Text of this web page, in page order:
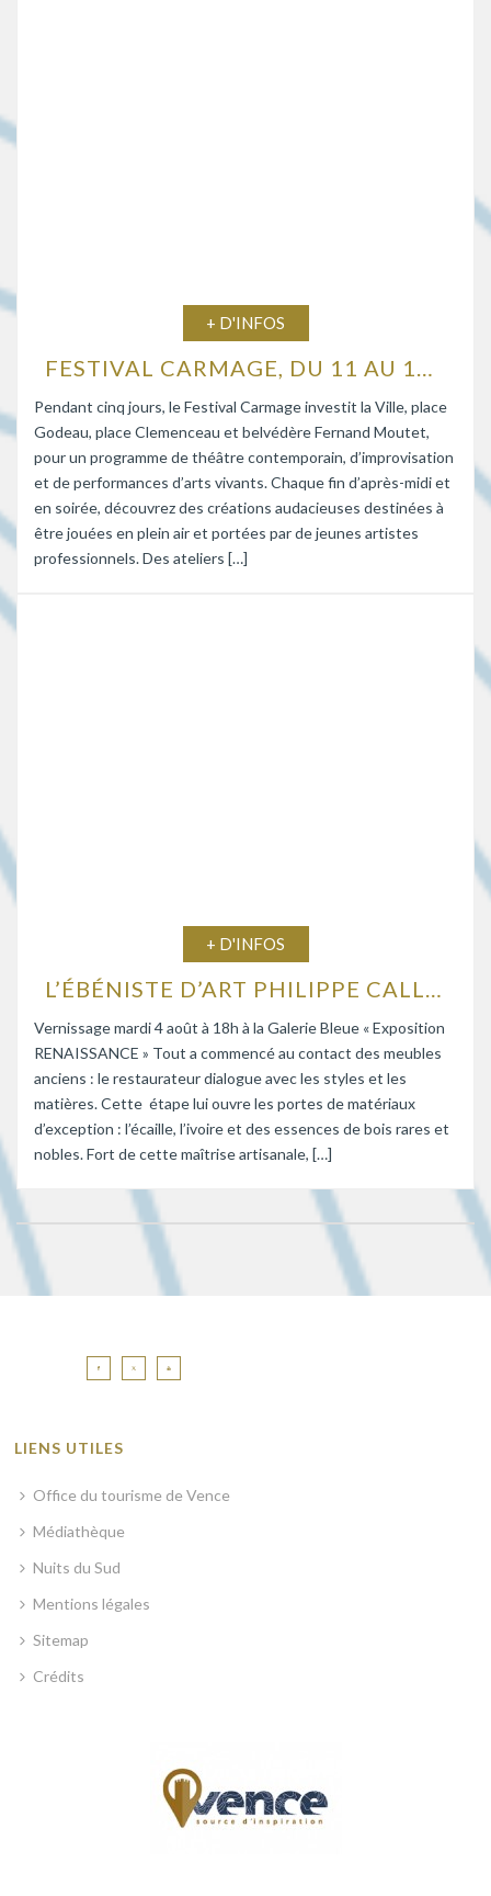
+ D'INFOS
FESTIVAL CARMAGE, DU 11 AU 15 AOÛT 2026
Pendant cinq jours, le Festival Carmage investit la Ville, place
Godeau, place Clemenceau et belvédère Fernand Moutet,
pour un programme de théâtre contemporain, d’improvisation
et de performances d’arts vivants. Chaque fin d’après-midi et
en soirée, découvrez des créations audacieuses destinées à
être jouées en plein air et portées par de jeunes artistes
professionnels. Des ateliers […]
+ D'INFOS
Vernissage mardi 4 août à 18h à la Galerie Bleue « Exposition
RENAISSANCE » Tout a commencé au contact des meubles
anciens : le restaurateur dialogue avec les styles et les
matières. Cette étape lui ouvre les portes de matériaux
d’exception : l’écaille, l’ivoire et des essences de bois rares et
nobles. Fort de cette maîtrise artisanale, […]
LIENS UTILES
Office du tourisme de Vence
Médiathèque
Nuits du Sud
Mentions légales
Sitemap
Crédits